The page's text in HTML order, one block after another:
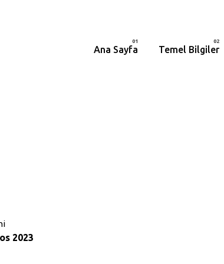
Ana Sayfa Temel Bilgiler
2023